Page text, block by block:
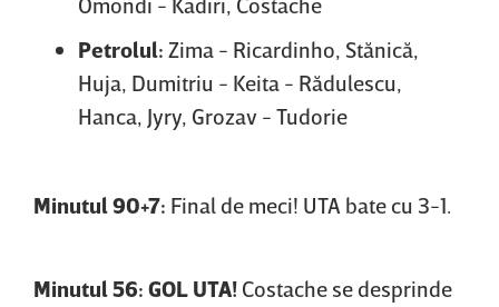
Petrolul: Zima - Ricardinho, Stănică,
Huja, Dumitriu - Keita - Rădulescu,
Hanca, Jyry, Grozav - Tudorie
Minutul 90+7: Final de meci! UTA bate cu 3-1.
Minutul 56: GOL UTA! Costache se desprinde